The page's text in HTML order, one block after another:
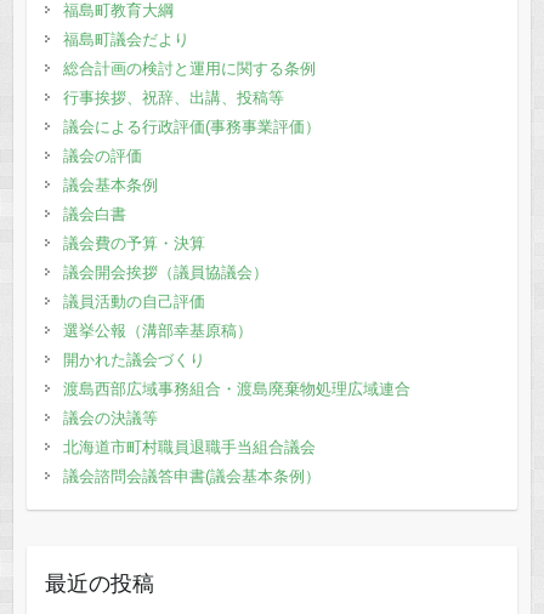
福島町教育大綱
福島町議会だより
総合計画の検討と運用に関する条例
行事挨拶、祝辞、出講、投稿等
議会による行政評価(事務事業評価）
議会の評価
議会基本条例
議会白書
議会費の予算・決算
議会開会挨拶（議員協議会）
議員活動の自己評価
選挙公報（溝部幸基原稿）
開かれた議会づくり
渡島西部広域事務組合・渡島廃棄物処理広域連合
議会の決議等
北海道市町村職員退職手当組合議会
議会諮問会議答申書(議会基本条例）
最近の投稿